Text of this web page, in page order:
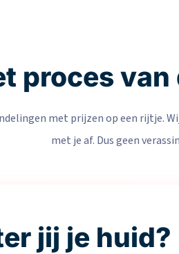
proces van
met prijzen op een rijtje.
met je af. Dus geen
jij je huid?